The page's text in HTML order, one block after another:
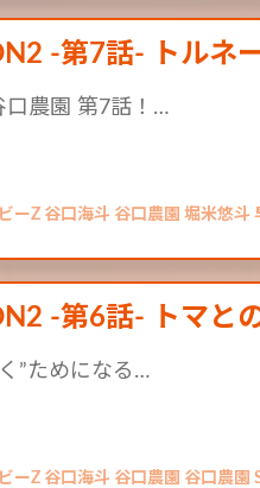
-第7話- トルネ
口農園 第7話！…
ーZ 谷口海斗 谷口農園 堀米悠
-第6話- トマと
”ためになる…
ーZ 谷口海斗 谷口農園 谷口農園